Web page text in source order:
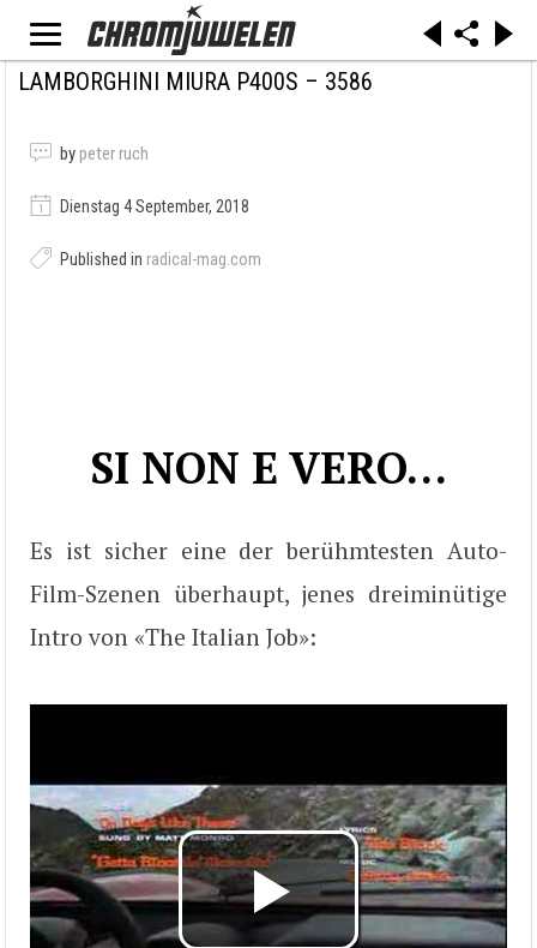
LAMBORGHINI MIURA P400S – 3586
by peter ruch
Dienstag 4 September, 2018
Published in radical-mag.com
SI NON E VERO…
Es ist sicher eine der berühmtesten Auto-
Film-Szenen überhaupt, jenes dreiminütige
Intro von «The Italian Job»: